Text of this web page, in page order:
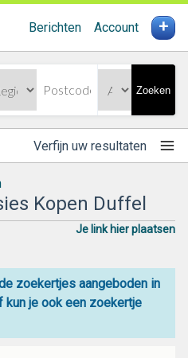
Berichten Account +
Zoeken
Verfijn uw resultaten
Kopen Duffel
Je link hier plaatsen
zoekertjes aangeboden in
je ook een zoekertje